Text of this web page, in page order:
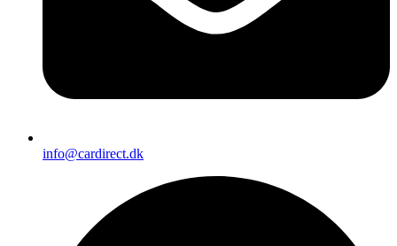
info@cardirect.dk